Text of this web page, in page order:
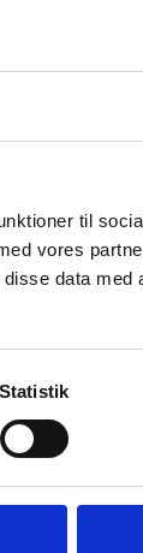
til
vores
data med
Statistik